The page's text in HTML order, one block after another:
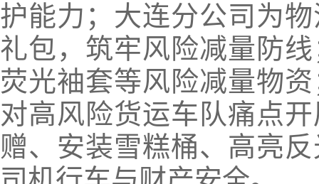
护能力；大连分公司为
礼包，筑牢风险减量防
荧光袖套等风险减量物资
对高风险货运车队痛点
赠、安装雪糕桶、 高亮